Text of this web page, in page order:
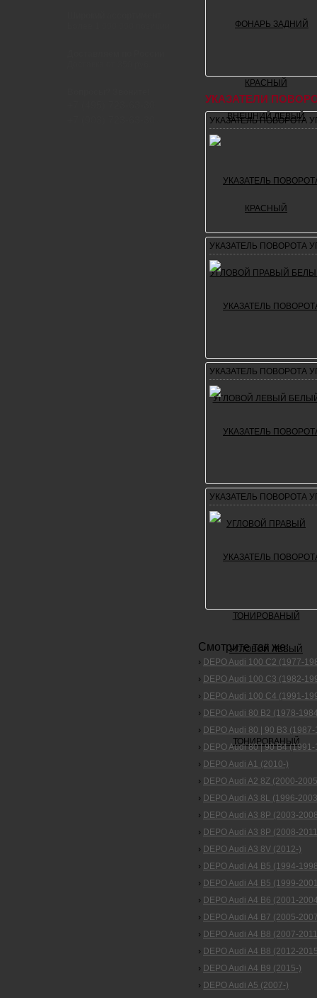
УКАЗАТЕЛИ
УКАЗАТЕЛЬ ПОВОРОТА
УКАЗАТЕЛЬ ПОВОРОТА
УКАЗАТЕЛЬ ПОВОРОТА
УКАЗАТЕЛЬ ПОВОРОТА
Смотрите так же:
› DEPO Audi 100 C2 (1977-
› DEPO Audi 100 C3 (1982-
› DEPO Audi 100 C4 (1991-
› DEPO Audi 80 B2 (1978-
› DEPO Audi 80 | 90 B3
› DEPO Audi 80 | 90 B4
› DEPO Audi A1 (2010-)
› DEPO Audi A2 8Z (2000-
› DEPO Audi A3 8L (1996-
› DEPO Audi A3 8P (2003-
› DEPO Audi A3 8P (2008-
› DEPO Audi A3 8V (2012-)
› DEPO Audi A4 B5 (1994-
› DEPO Audi A4 B5 (1999-
› DEPO Audi A4 B6 (2001-
› DEPO Audi A4 B7 (2005-
› DEPO Audi A4 B8 (2007-
› DEPO Audi A4 B8 (2012-
› DEPO Audi A4 B9 (2015-)
› DEPO Audi A5 (2007-)